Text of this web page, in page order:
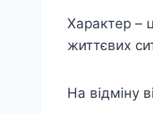
Характер –
життєвих
На відміну